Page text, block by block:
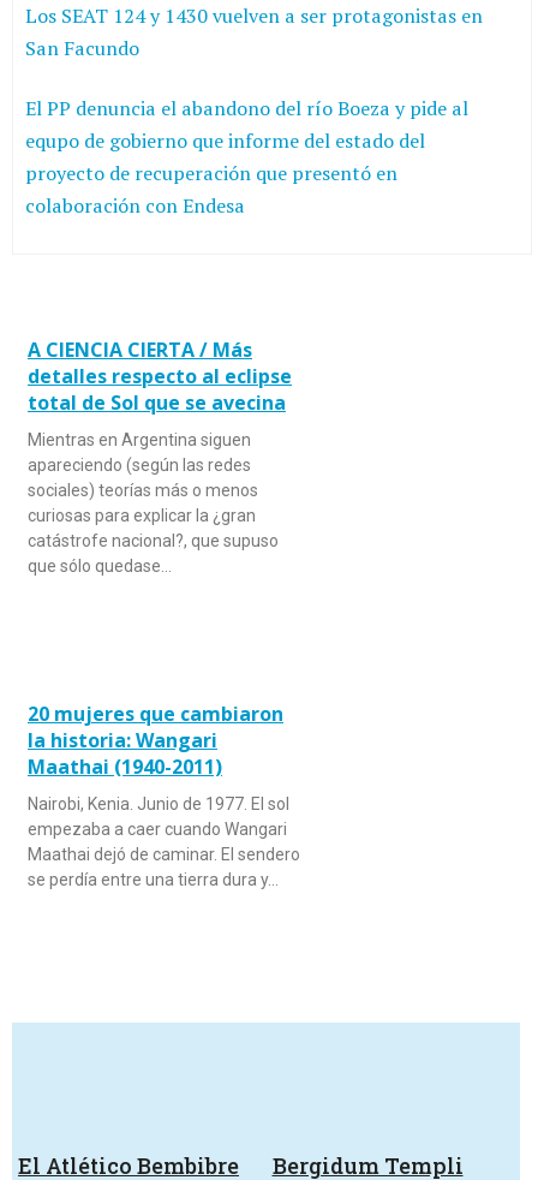
Los SEAT 124 y 1430 vuelven a ser protagonistas en
San Facundo
El PP denuncia el abandono del río Boeza y pide al
equpo de gobierno que informe del estado del
proyecto de recuperación que presentó en
colaboración con Endesa
A CIENCIA CIERTA / Más
detalles respecto al eclipse
total de Sol que se avecina
Mientras en Argentina siguen
apareciendo (según las redes
sociales) teorías más o menos
curiosas para explicar la ¿gran
catástrofe nacional?, que supuso
que sólo quedase…
20 mujeres que cambiaron
la historia: Wangari
Maathai (1940-2011)
Nairobi, Kenia. Junio de 1977. El sol
empezaba a caer cuando Wangari
Maathai dejó de caminar. El sendero
se perdía entre una tierra dura y…
El Atlético Bembibre
Bergidum Templi